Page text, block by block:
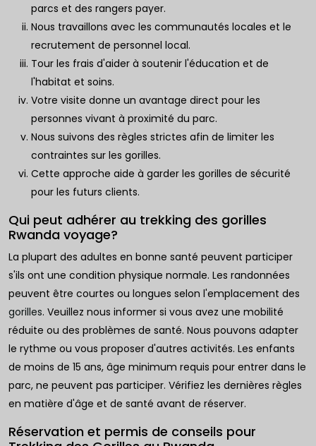
parcs et des rangers payer.
Nous travaillons avec les communautés locales et le
recrutement de personnel local.
Tour les frais d'aider à soutenir l'éducation et de
l'habitat et soins.
Votre visite donne un avantage direct pour les
personnes vivant à proximité du parc.
Nous suivons des règles strictes afin de limiter les
contraintes sur les gorilles.
Cette approche aide à garder les gorilles de sécurité
pour les futurs clients.
Qui peut adhérer au trekking des gorilles
Rwanda voyage?
La plupart des adultes en bonne santé peuvent participer
s'ils ont une condition physique normale. Les randonnées
peuvent être courtes ou longues selon l'emplacement des
gorilles. Veuillez nous informer si vous avez une mobilité
réduite ou des problèmes de santé. Nous pouvons adapter
le rythme ou vous proposer d'autres activités. Les enfants
de moins de 15 ans, âge minimum requis pour entrer dans le
parc, ne peuvent pas participer. Vérifiez les dernières règles
en matière d'âge et de santé avant de réserver.
Réservation et permis de conseils pour